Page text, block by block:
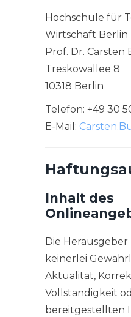
Hochschule für
Wirtschaft Berlin
Prof. Dr. Carsten
Treskowallee 8
10318 Berlin
Telefon: +49 30
E-Mail:
Inhalt des
Die
keinerlei
Aktualität,
Vollständigkeit
bereitgestellten